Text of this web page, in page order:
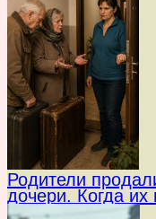
Родители
дочери. Когда